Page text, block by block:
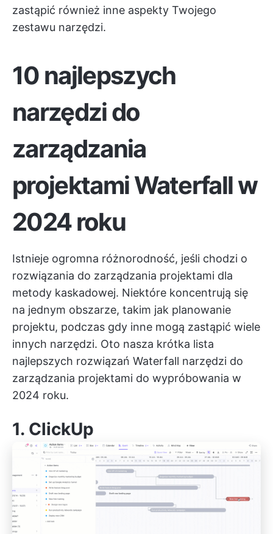
zastąpić również inne aspekty Twojego
zestawu narzędzi.
10 najlepszych
narzędzi do
zarządzania
projektami Waterfall w
2024 roku
Istnieje ogromna różnorodność, jeśli chodzi o
rozwiązania do zarządzania projektami dla
metody kaskadowej. Niektóre koncentrują się
na jednym obszarze, takim jak planowanie
projektu, podczas gdy inne mogą zastąpić wiele
innych narzędzi. Oto nasza krótka lista
najlepszych rozwiązań Waterfall narzędzi do
zarządzania projektami do wypróbowania w
2024 roku.
1. ClickUp